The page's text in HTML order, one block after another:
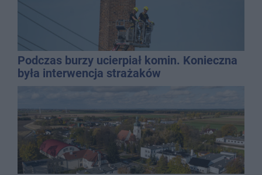
Podczas burzy ucierpiał komin. Konieczna
była interwencja strażaków